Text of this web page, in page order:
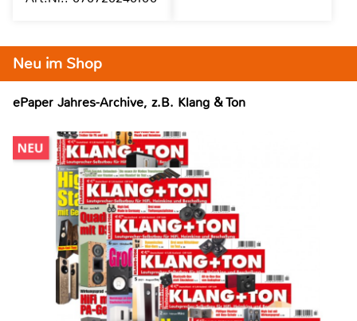
Neu im Shop
ePaper Jahres-Archive, z.B. Klang & Ton